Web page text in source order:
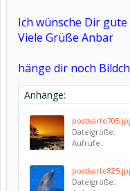
Ich wünsche Dir
Viele Grüße Anbar
hänge dir noch
Anhänge:
Dateigröße:
Aufrufe:
Dateigröße: